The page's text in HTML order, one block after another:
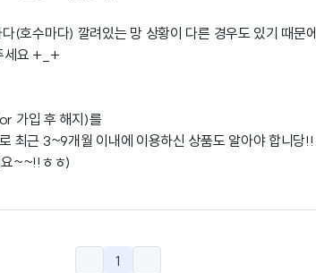
(호수마다) 깔려있는 망 상황이 다른 경우도 있기 때문에
세요 +_+
가입 후 해지)를
최근 3~9개월 이내에 이용하신 상품도 알아야 합니당!!
요~~!!ㅎㅎ)
1